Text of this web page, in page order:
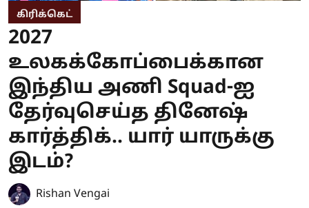
கிரிக்கெட்
2027
உலகக்கோப்பைக்கான
இந்திய அணி Squad-ஐ
தேர்வுசெய்த தினேஷ்
கார்த்திக்.. யார் யாருக்கு
இடம்?
Rishan Vengai